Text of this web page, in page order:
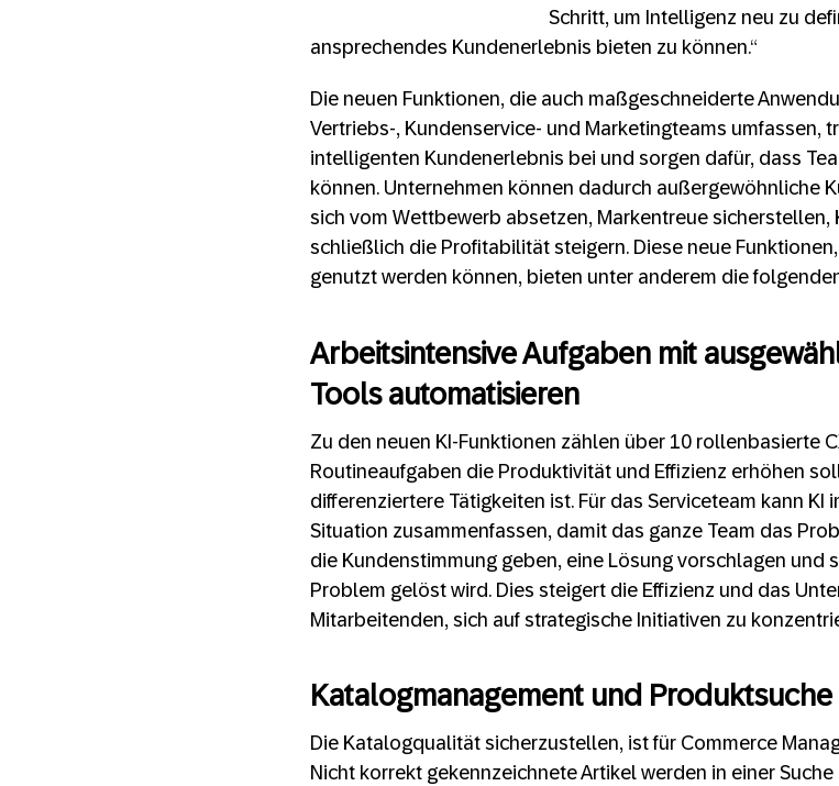
Schritt, um Intelligenz neu zu
ansprechendes Kundenerlebnis bieten zu können.“
Die neuen Funktionen, die auch maßgeschneiderte
Vertriebs-, Kundenservice- und Marketingteams umfassen,
intelligenten Kundenerlebnis bei und sorgen dafür, dass
können. Unternehmen können dadurch außergewöhnliche
sich vom Wettbewerb absetzen, Markentreue sicherstellen,
schließlich die Profitabilität steigern. Diese neue
genutzt werden können, bieten unter anderem die
Arbeitsintensive Aufgaben mit
Tools automatisieren
Zu den neuen KI-Funktionen zählen über 10 rollenbasierte
Routineaufgaben die Produktivität und Effizienz erhöhen
differenziertere Tätigkeiten ist. Für das Serviceteam kann
Situation zusammenfassen, damit das ganze Team das
die Kundenstimmung geben, eine Lösung vorschlagen und
Problem gelöst wird. Dies steigert die Effizienz und das
Mitarbeitenden, sich auf strategische Initiativen zu
Katalogmanagement und
Die Katalogqualität sicherzustellen, ist für Commerce
Nicht korrekt gekennzeichnete Artikel werden in einer